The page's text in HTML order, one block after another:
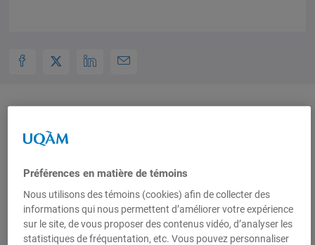
Auteurs-trices
Yves
Bélanger
(1952-
2014)
Préférences en matière de témoins
Nous utilisons des témoins (cookies) afin de collecter des
informations qui nous permettent d’améliorer votre expérience
sur le site, de vous proposer des contenus vidéo, d’analyser les
statistiques de fréquentation, etc. Vous pouvez personnaliser